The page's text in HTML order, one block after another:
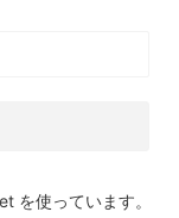
を使っています。